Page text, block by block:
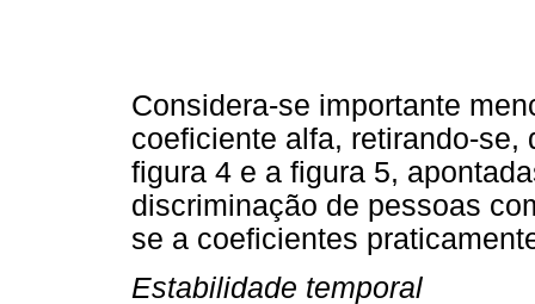
Considera-se importante
coeficiente alfa, retirando-se,
figura 4 e a figura 5,
discriminação de pessoas
se a coeficientes
Estabilidade temporal